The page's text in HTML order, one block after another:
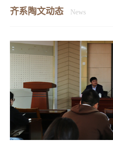
齐系陶文动态 News